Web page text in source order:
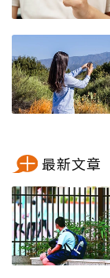
最新文章